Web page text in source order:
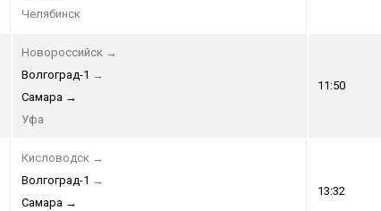
Челябинск
Новороссийск →
Волгоград-1 →
Самара →
Уфа
11:50
Кисловодск →
Волгоград-1 →
Самара →
13:32